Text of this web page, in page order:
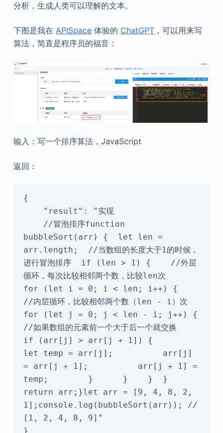
分析，生成人类可以理解的文本。
下图是我在 APISpace体验的 ChatGPT，可以用来写
算法，简直是程序员的福音：
输入：写一个排序算法，JavaScript
返回：
{
bubbleSort(arr) {  let len =
arr.length;  //当数组的长度大于1的时候，
进行冒泡排序  if (len > 1) {    //外层
循环，每次比较相邻两个数，比较len次
for (let i = 0; i < len; i++) {
//内层循环，比较相邻两个数（len - i）次
for (let j = 0; j < len - i; j++) {
//如果数组的元素前一个大于后一个就交换
if (arr[j] > arr[j + 1]) {
let temp = arr[j];          arr[j]
= arr[j + 1];          arr[j + 1] =
temp;        }      }    }  }
return arr;}let arr = [9, 4, 8, 2,
1];console.log(bubbleSort(arr)); //
[1, 2, 4, 8, 9]"
}